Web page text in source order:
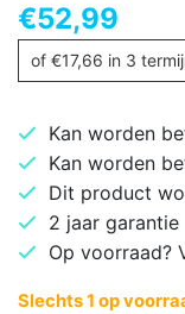
€52,99
of €17,66 in 3
Kan worden
Kan worden
Dit product
2 jaar garantie
Op voorraad?
Slechts 1 op